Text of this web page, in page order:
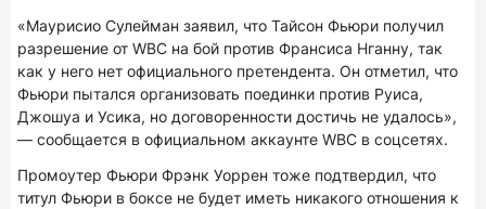
«Маурисио Сулейман заявил, что Тайсон Фьюри получил
разрешение от WBC на бой против Франсиса Нганну, так
как у него нет официального претендента. Он отметил, что
Фьюри пытался организовать поединки против Руиса,
Джошуа и Усика, но договоренности достичь не удалось»,
— сообщается в официальном аккаунте WBC в соцсетях.
Промоутер Фьюри Фрэнк Уоррен тоже подтвердил, что
титул Фьюри в боксе не будет иметь никакого отношения к